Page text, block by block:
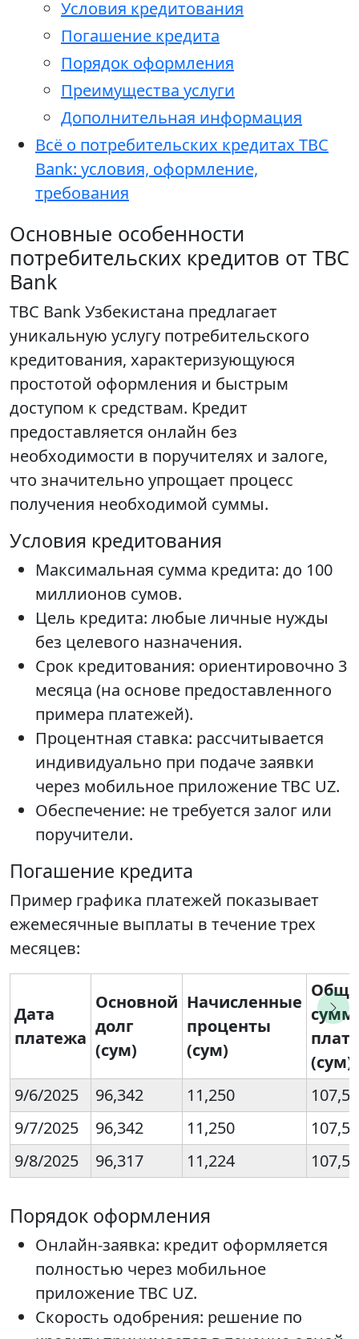
Условия кредитования
Погашение кредита
Порядок оформления
Преимущества услуги
Дополнительная информация
Всё о потребительских кредитах TBC
Bank: условия, оформление,
требования
Основные особенности
потребительских кредитов от TBC
Bank
TBC Bank Узбекистана предлагает
уникальную услугу потребительского
кредитования, характеризующуюся
простотой оформления и быстрым
доступом к средствам. Кредит
предоставляется онлайн без
необходимости в поручителях и залоге,
что значительно упрощает процесс
получения необходимой суммы.
Условия кредитования
Максимальная сумма кредита: до 100
миллионов сумов.
Цель кредита: любые личные нужды
без целевого назначения.
Срок кредитования: ориентировочно 3
месяца (на основе предоставленного
примера платежей).
Процентная ставка: рассчитывается
индивидуально при подаче заявки
через мобильное приложение TBC UZ.
Обеспечение: не требуется залог или
поручители.
Погашение кредита
Пример графика платежей показывает
ежемесячные выплаты в течение трех
месяцев:
Дата
платежа
Основной
долг
(сум)
Начисленные
проценты
(сум)
(сум)
9/6/2025
96,342 11,250
9/7/2025
96,342 11,250
9/8/2025
96,317 11,224
Порядок оформления
Онлайн-заявка: кредит оформляется
полностью через мобильное
приложение TBC UZ.
Скорость одобрения: решение по